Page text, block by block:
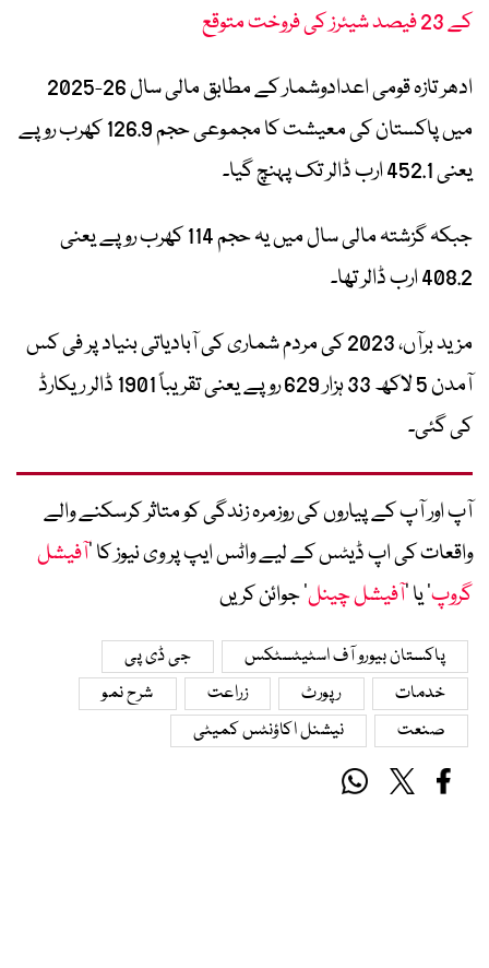
کے 23 فیصد شیئرز کی فروخت متوقع
ادھر تازہ قومی اعدادوشمار کے مطابق مالی سال 26-2025
میں پاکستان کی معیشت کا مجموعی حجم 126.9 کھرب روپے
یعنی 452.1 ارب ڈالر تک پہنچ گیا۔
جبکہ گزشتہ مالی سال میں یہ حجم 114 کھرب روپے یعنی
408.2 ارب ڈالر تھا۔
مزید برآں، 2023 کی مردم شماری کی آبادیاتی بنیاد پر فی کس
آمدن 5 لاکھ 33 ہزار 629 روپے یعنی تقریباً 1901 ڈالر ریکارڈ
کی گئی۔
آپ اور آپ کے پیاروں کی روزمرہ زندگی کو متاثر کرسکنے والے
واقعات کی اپ ڈیٹس کے لیے واٹس ایپ پر وی نیوز کا ’آفیشل
گروپ‘ یا ’آفیشل چینل‘ جوائن کریں
پاکستان بیورو آف اسٹیٹسٹکس
جی ڈی پی
خدمات
رپورٹ زراعت
شرح نمو
صنعت
نیشنل اکاؤنٹس کمیٹی